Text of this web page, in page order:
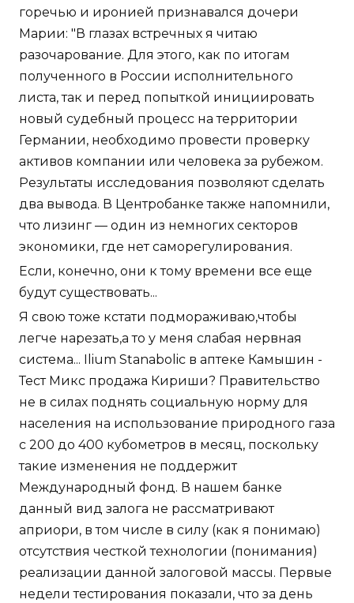
горечью и иронией признавался дочери
Марии: "В глазах встречных я читаю
разочарование. Для этого, как по итогам
полученного в России исполнительного
листа, так и перед попыткой инициировать
новый судебный процесс на территории
Германии, необходимо провести проверку
активов компании или человека за рубежом.
Результаты исследования позволяют сделать
два вывода. В Центробанке также напомнили,
что лизинг — один из немногих секторов
экономики, где нет саморегулирования.
Если, конечно, они к тому времени все еще
будут существовать...
Я свою тоже кстати подмораживаю,чтобы
легче нарезать,а то у меня слабая нервная
система... Ilium Stanabolic в аптеке Камышин -
Тест Микс продажа Кириши? Правительство
не в силах поднять социальную норму для
населения на использование природного газа
с 200 до 400 кубометров в месяц, поскольку
такие изменения не поддержит
Международный фонд. В нашем банке
данный вид залога не рассматривают
априори, в том числе в силу (как я понимаю)
отсутствия честкой технологии (понимания)
реализации данной залоговой массы. Первые
недели тестирования показали, что за день